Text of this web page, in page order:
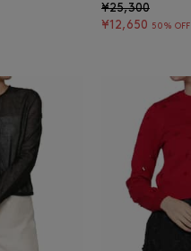
¥25,300
¥12,650 50% OFF